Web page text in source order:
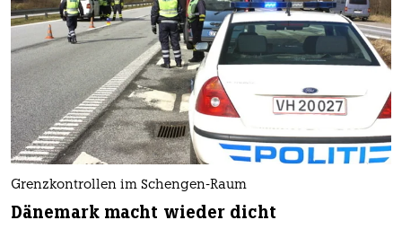
Grenzkontrollen im Schengen-Raum
Dänemark macht wieder dicht